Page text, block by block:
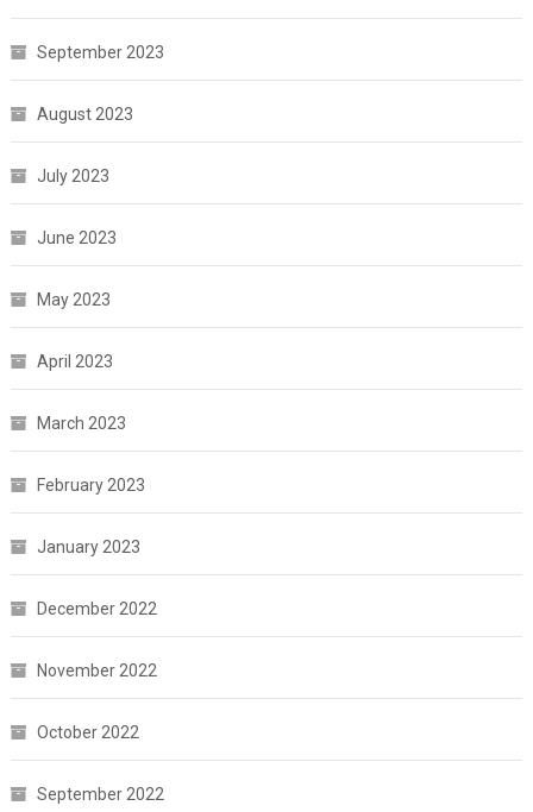
September 2023
August 2023
July 2023
June 2023
May 2023
April 2023
March 2023
February 2023
January 2023
December 2022
November 2022
October 2022
September 2022